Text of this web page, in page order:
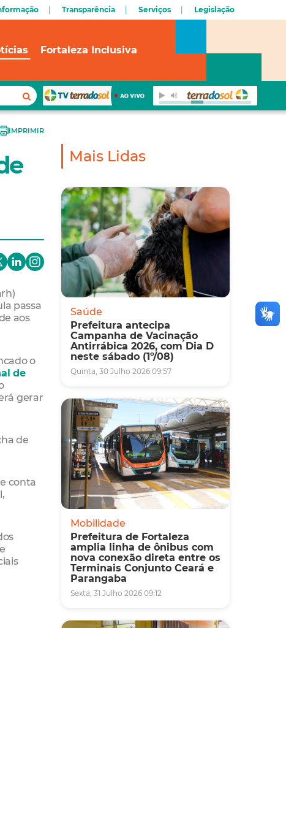
Transparência Serviços Legislação
Fortaleza Inclusiva
IMPRIMIR
passa
aos
o
de
gerar
de
conta
Mais Lidas
Saúde
Prefeitura antecipa
Campanha de Vacinação
Antirrábica 2026, com Dia D
neste sábado (1º/08)
Quinta, 30 Julho 2026 09:57
Mobilidade
Prefeitura de Fortaleza
amplia linha de ônibus com
nova conexão direta entre os
Terminais Conjunto Ceará e
Parangaba
Sexta, 31 Julho 2026 09:12